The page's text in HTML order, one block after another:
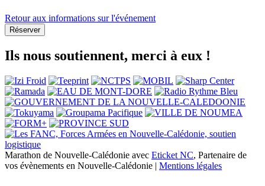
Retour aux informations sur l'événement
Réserver
Ils nous soutiennent, merci à eux !
Marathon de Nouvelle-Calédonie avec Eticket NC, Partenaire de
vos évènements en Nouvelle-Calédonie | Mentions légales